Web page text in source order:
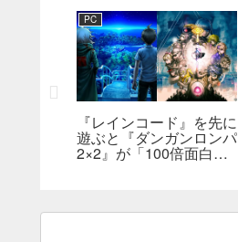
PC
『レインコード』を先に
遊ぶと『ダンガンロンパ
2×2』が「100倍面白く